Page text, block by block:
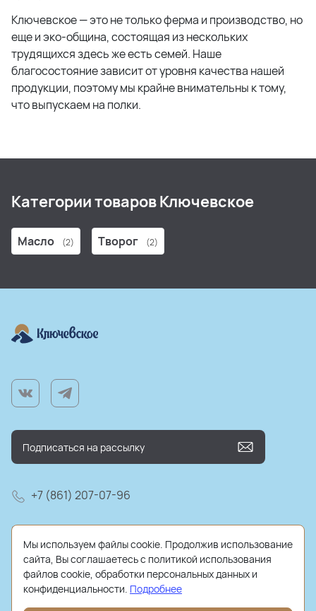
Ключевское — это не только ферма и производство, но
еще и эко-община, состоящая из нескольких
трудящихся здесь же есть семей. Наше
благосостояние зависит от уровня качества нашей
продукции, поэтому мы крайне внимательны к тому,
что выпускаем на полки.
Категории товаров Ключевское
Масло (2) Творог (2)
+7 (861) 207-07-96
farm@kluchmilk.ru
Мы используем файлы cookie. Продолжив использование
сайта, Вы соглашаетесь с политикой использования
файлов cookie, обработки персональных данных и
конфиденциальности. Подробнее